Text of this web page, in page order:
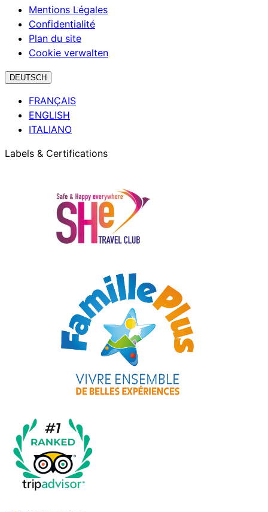
Mentions Légales
Confidentialité
Plan du site
Cookie verwalten
DEUTSCH
FRANÇAIS
ENGLISH
ITALIANO
Labels & Certifications